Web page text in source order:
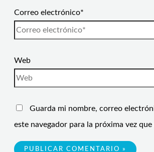
Correo electrónico*
Web
Guarda mi nombre, correo
este navegador para la próxima vez